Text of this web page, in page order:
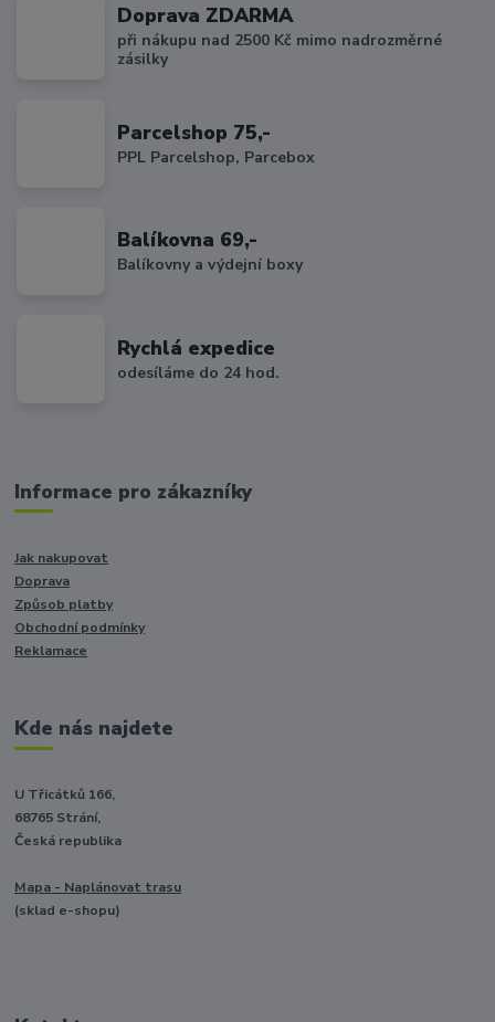
Doprava ZDARMA
při nákupu nad 2500 Kč mimo nadrozměrné
zásilky
Parcelshop 75,-
PPL Parcelshop, Parcebox
Balíkovna 69,-
Balíkovny a výdejní boxy
Rychlá expedice
odesíláme do 24 hod.
Informace pro zákazníky
Jak nakupovat
Doprava
Způsob platby
Obchodní podmínky
Reklamace
Kde nás najdete
U Třicátků 166,
68765 Strání,
Česká republika
Mapa - Naplánovat trasu
(sklad e-shopu)